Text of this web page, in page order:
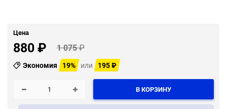
Цена
880₽ 1 075₽
Экономия 19% или 195₽
В КОРЗИНУ